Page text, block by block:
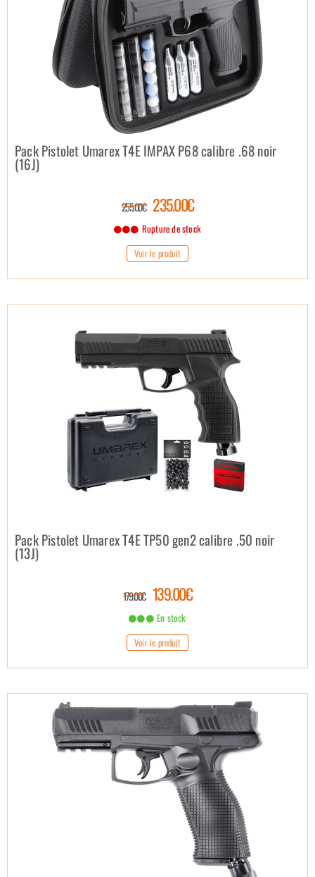
Pack Pistolet Umarex T4E IMPAX P68 calibre .68 noir
(16J)
255.00€ 235.00€
Rupture de stock
Voir le produit
Pack Pistolet Umarex T4E TP50 gen2 calibre .50 noir
(13J)
179.00€ 139.00€
En stock
Voir le produit